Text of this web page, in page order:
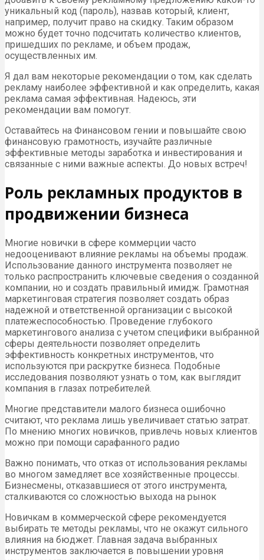
уникальный код (пароль), назвав который, клиент,
например, получит право на скидку. Таким образом
можно будет точно подсчитать количество клиентов,
пришедших по рекламе, и объем продаж,
осуществленных им.
Я дал вам некоторые рекомендации о том, как сделать
рекламу наиболее эффективной и как определить, какая
реклама самая эффективная. Надеюсь, эти
рекомендации вам помогут.
Оставайтесь на Финансовом гении и повышайте свою
финансовую грамотность, изучайте различные
эффективные методы заработка и инвестирования и
связанные с ними важные аспекты. До новых встреч!
Роль рекламных продуктов в
продвижении бизнеса
Многие новички в сфере коммерции часто
недооценивают влияние рекламы на объемы продаж.
Использование данного инструмента позволяет не
только распространить ключевые сведения о созданной
компании, но и создать правильный имидж. Грамотная
маркетинговая стратегия позволяет создать образ
надежной и ответственной организации с высокой
платежеспособностью. Проведение глубокого
маркетингового анализа с учетом специфики выбранной
сферы деятельности позволяет определить
эффективность конкретных инструментов, что
используются при раскрутке бизнеса. Подобные
исследования позволяют узнать о том, как выглядит
компания в глазах потребителей.
Многие представители малого бизнеса ошибочно
считают, что реклама лишь увеличивает статью затрат.
По мнению многих новичков, привлечь новых клиентов
можно при помощи сарафанного радио
Важно понимать, что отказ от использования рекламы
во многом замедляет все хозяйственные процессы.
Бизнесмены, отказавшиеся от этого инструмента,
сталкиваются со сложностью выхода на рынок
Новичкам в коммерческой сфере рекомендуется
выбирать те методы рекламы, что не окажут сильного
влияния на бюджет. Главная задача выбранных
инструментов заключается в повышении уровня